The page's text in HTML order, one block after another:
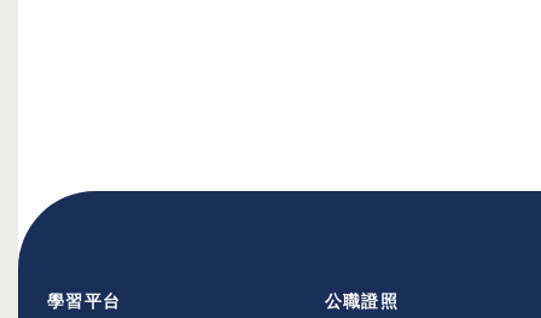
學習平台 公職證照